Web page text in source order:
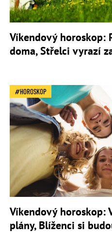
Víkendový horoskop:
doma, Střelci vyrazí
HOROSKOP
Víkendový horoskop:
plány, Blíženci si